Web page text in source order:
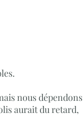
nous dépendons
aurait du retard,